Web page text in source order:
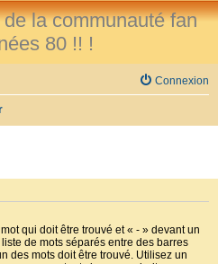
la communauté fan
80 !! !
Connexion
qui doit être trouvé et « - » devant un
de mots séparés entre des barres
des mots doit être trouvé. Utilisez un